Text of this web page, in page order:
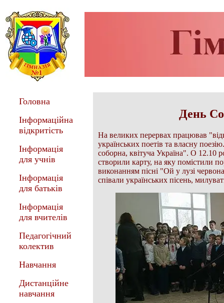
Головна
Інформаційна
відкритість
Інформація
для учнів
Інформація
для батьків
Інформація
для вчителів
Педагогічний
колектив
Навчання
Дистанційне
навчання
День
На великих перервах працював
українських поетів та власну
соборна, квітуча Україна". О 12.10
створили карту, на яку помістили
виконанням пісні "Ой у лузі
співали українських пісень,